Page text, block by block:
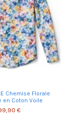
Chemise Florale
en Coton Voile
€